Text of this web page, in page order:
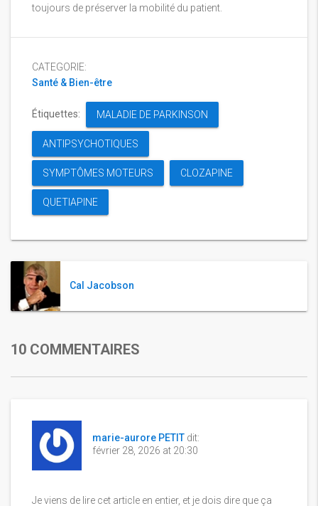
toujours de préserver la mobilité du patient.
CATEGORIE:
Santé & Bien-être
Étiquettes: MALADIE DE PARKINSON
ANTIPSYCHOTIQUES
SYMPTÔMES MOTEURS CLOZAPINE
QUETIAPINE
Cal Jacobson
10 COMMENTAIRES
marie-aurore PETIT dit:
février 28, 2026 at 20:30
Je viens de lire cet article en entier, et je dois dire que ça